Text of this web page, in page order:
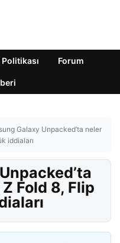
Forum
Galaxy Unpacked’ta neler
iddiaları
Fold 8, Flip